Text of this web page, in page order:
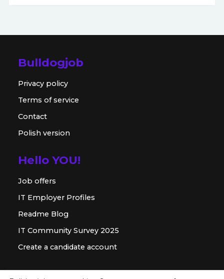
Bulldogjob
Privacy policy
Terms of service
Contact
Polish version
Hello YOU!
Job offers
IT Employer Profiles
Readme Blog
IT Community Survey 2025
Create a candidate account
For employer